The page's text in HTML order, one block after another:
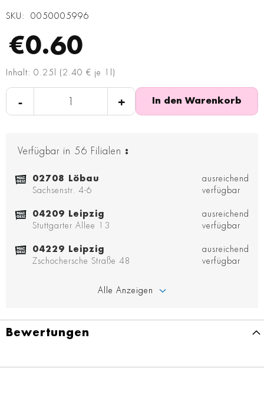
SKU 0050005996
€0.60
Inhalt: 0.25l (2.40 € je 1l)
- + In den Warenkorb
Verfügbar in 56 Filialen :
02708 Löbau
Sachsenstr. 4-6
ausreichend
verfügbar
04209 Leipzig
Stuttgarter Allee 13
ausreichend
verfügbar
04229 Leipzig
Zschochersche Straße 48
ausreichend
verfügbar
Alle Anzeigen
springen
Bewertungen